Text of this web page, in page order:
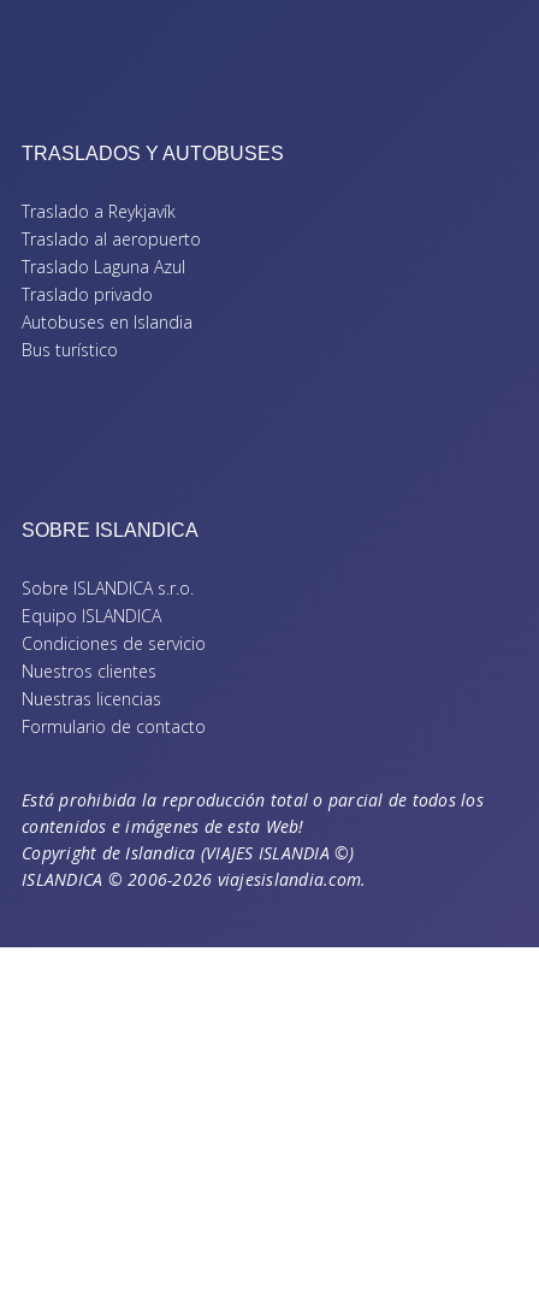
TRASLADOS Y AUTOBUSES
Traslado a Reykjavík
Traslado al aeropuerto
Traslado Laguna Azul
Traslado privado
Autobuses en Islandia
Bus turístico
SOBRE ISLANDICA
Sobre ISLANDICA s.r.o.
Equipo ISLANDICA
Condiciones de servicio
Nuestros clientes
Nuestras licencias
Formulario de contacto
Está prohibida la reproducción total o parcial de todos los
contenidos e imágenes de esta Web!
Copyright de Islandica (VIAJES ISLANDIA ©)
ISLANDICA © 2006-2026 viajesislandia.com.